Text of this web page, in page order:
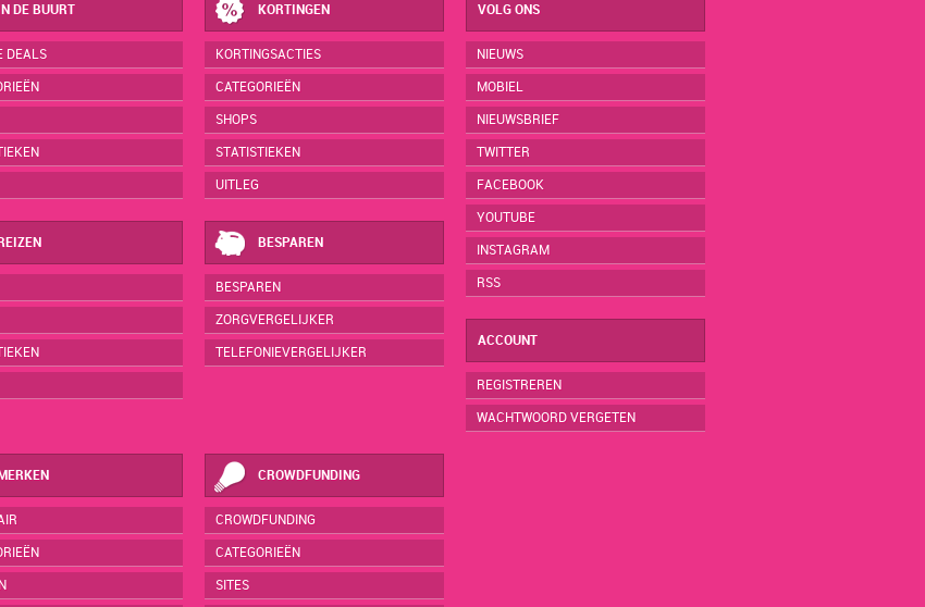
IN DE BUURT
DEALS
KORTINGEN
KORTINGSACTIES
CATEGORIEËN
SHOPS
STATISTIEKEN
UITLEG
REIZEN BESPAREN
BESPAREN
ZORGVERGELIJKER
TELEFONIEVERGELIJKER
MERKEN CROWDFUNDING
CROWDFUNDING
CATEGORIEËN
SITES
VOLG ONS
NIEUWS
MOBIEL
NIEUWSBRIEF
TWITTER
FACEBOOK
YOUTUBE
INSTAGRAM
RSS
ACCOUNT
REGISTREREN
WACHTWOORD VERGETEN